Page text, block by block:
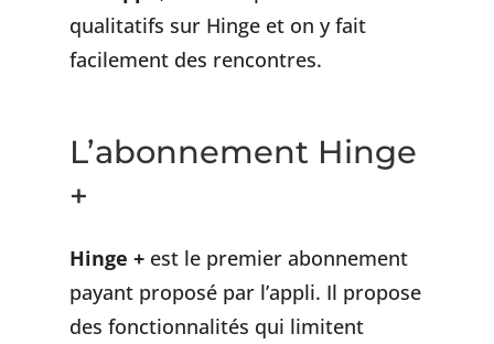
qualitatifs sur Hinge et on y fait
facilement des rencontres.
L’abonnement Hinge
+
Hinge +est le premier abonnement
payant proposé par l’appli. Il propose
des fonctionnalités qui limitent